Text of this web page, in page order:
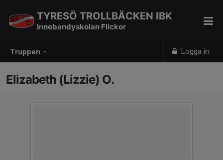
Truppen Logga in
TYRESÖ TROLLBÄCKEN IBK
Innebandyskolan Flickor
Elizabeth (Lizzie) O.